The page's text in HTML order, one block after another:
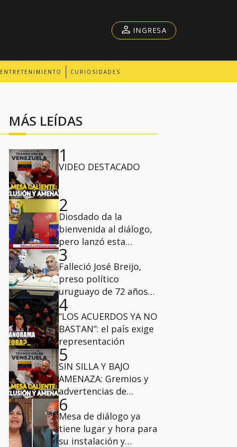
ENTRETENIMIENTO CURIOSIDADES
INGRESA
MÁS LEÍDAS
1
VIDEO DESTACADO
2
Diosdado da la
bienvenida al diálogo,
pero lanzó esta
advertencia a los
diputados de la AN del
2015
3
Falleció José Breijo,
preso político
uruguayo de 72 años
que tenía casa por
cárcel
4
“LOS ACUERDOS YA NO
BASTAN”: el país exige
representación
5
SIN SILLA Y BAJO
AMENAZA: Gremios y
advertencias de
Diosdado Cabello
marcan el inicio del
diálogo
6
Mesa de diálogo ya
tiene lugar y hora para
su instalación y